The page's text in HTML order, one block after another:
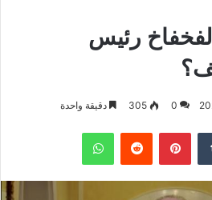
رئيس
0
305 دقيقة واحدة
بينتيريست واتساب